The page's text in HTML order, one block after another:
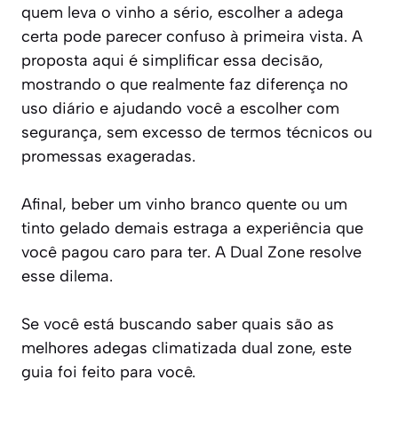
quem leva o vinho a sério, escolher a adega
certa pode parecer confuso à primeira vista. A
proposta aqui é simplificar essa decisão,
mostrando o que realmente faz diferença no
uso diário e ajudando você a escolher com
segurança, sem excesso de termos técnicos ou
promessas exageradas.
Afinal, beber um vinho branco quente ou um
tinto gelado demais estraga a experiência que
você pagou caro para ter. A Dual Zone resolve
esse dilema.
Se você está buscando saber quais são as
melhores adegas climatizada dual zone, este
guia foi feito para você.